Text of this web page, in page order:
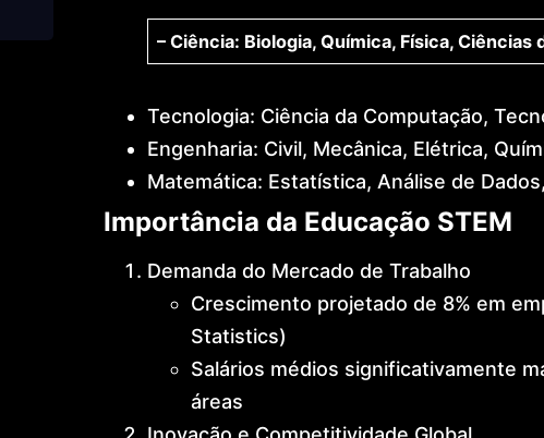
– Ciência: Biologia, Química, Física, Ciências
Tecnologia: Ciência da Computação,
Engenharia: Civil, Mecânica, Elétrica,
Matemática: Estatística, Análise de
Importância da Educação STEM
Demanda do Mercado de Trabalho
Crescimento projetado de 8% em
Statistics)
Salários médios significativamente
áreas